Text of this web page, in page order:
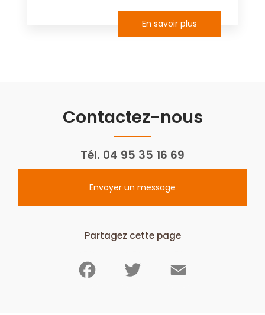
En savoir plus
Contactez-nous
Tél. 04 95 35 16 69
Envoyer un message
Partagez cette page